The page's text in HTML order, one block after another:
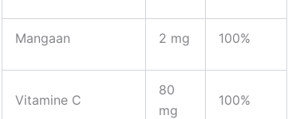
Mangaan 2 mg 100%
Vitamine C
80
mg
100%